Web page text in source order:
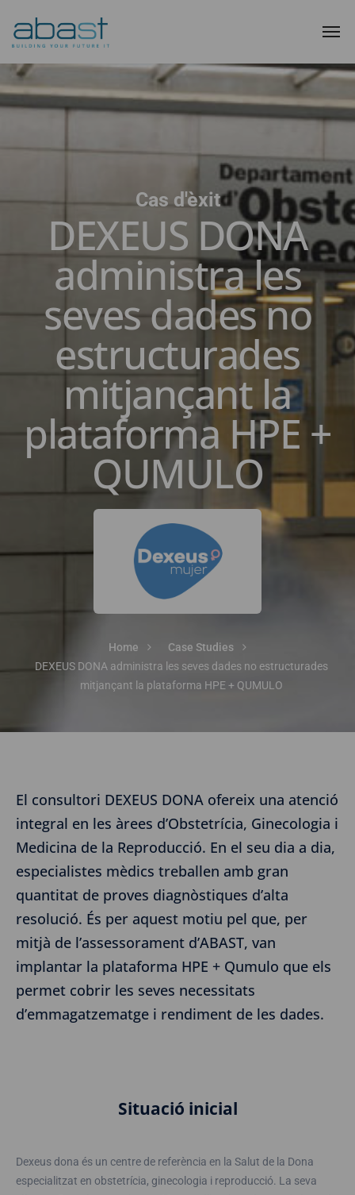
Cas d'èxit
DEXEUS DONA
administra les
seves dades no
estructurades
mitjançant la
plataforma HPE +
QUMULO
Home
Case Studies
DEXEUS DONA administra les seves dades no estructurades
mitjançant la plataforma HPE + QUMULO
El consultori DEXEUS DONA ofereix una atenció
integral en les àrees d’Obstetrícia, Ginecologia i
Medicina de la Reproducció. En el seu dia a dia,
especialistes mèdics treballen amb gran
quantitat de proves diagnòstiques d’alta
resolució. És per aquest motiu pel que, per
mitjà de l’assessorament d’ABAST, van
implantar la plataforma HPE + Qumulo que els
permet cobrir les seves necessitats
d’emmagatzematge i rendiment de les dades.
Situació inicial
Dexeus dona és un centre de referència en la Salut de la Dona
especialitzat en obstetrícia, ginecologia i reproducció. La seva